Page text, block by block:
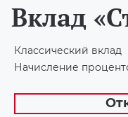
Вклад
Классический вклад
Начисление